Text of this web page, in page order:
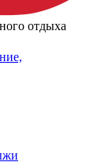
отдыха